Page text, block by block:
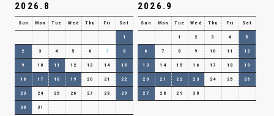
2026.8
Sun Mon Tue Wed Thu Fri Sat
1
2 3 4 5 6 7 8
9 10 11 12 13 14 15
16 17 18 19 20 21 22
23 24 25 26 27 28 29
30 31
2026.9
Sun Mon Tue Wed Thu Fri Sat
1 2 3 4 5
6 7 8 9 10 11 12
13 14 15 16 17 18 19
20 21 22 23 24 25 26
27 28 29 30